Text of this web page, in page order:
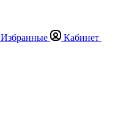
Избранные
Кабинет